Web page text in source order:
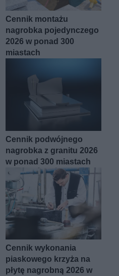
Cennik montażu
nagrobka pojedynczego
2026 w ponad 300
miastach
Cennik podwójnego
nagrobka z granitu 2026
w ponad 300 miastach
Cennik wykonania
piaskowego krzyża na
płytę nagrobną 2026 w